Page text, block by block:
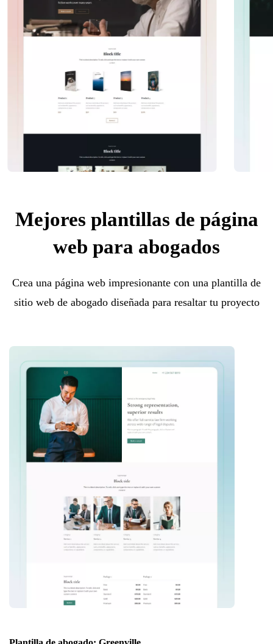
Mejores plantillas de página
web para abogados
Crea una página web impresionante con una plantilla de
sitio web de abogado diseñada para resaltar tu proyecto